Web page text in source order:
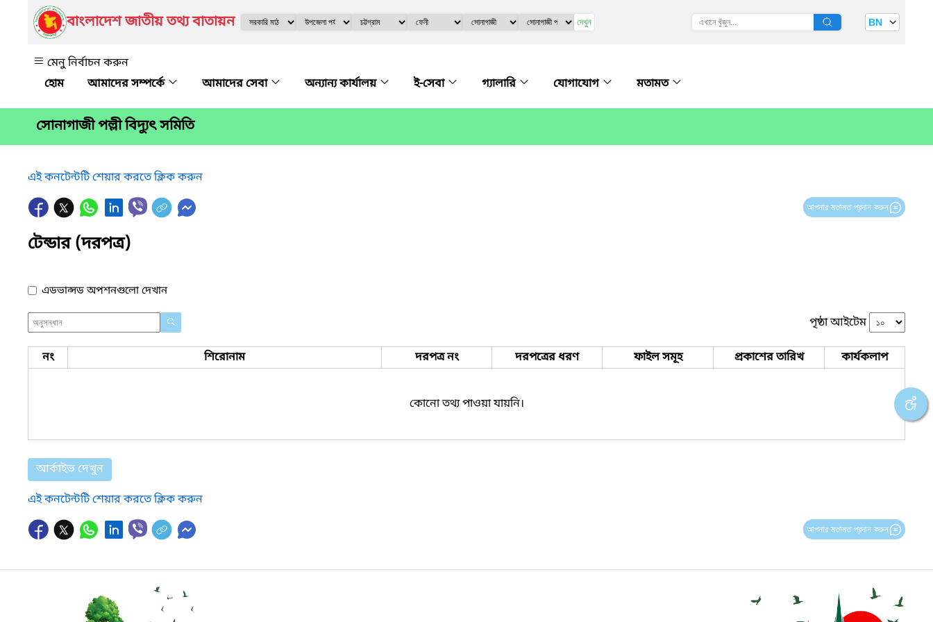
বাংলাদেশ জাতীয় তথ্য বাতায়ন দেখুন BN
মেনু নির্বাচন করুন
আমাদের সম্পর্কে
আমাদের সেবা অন্যান্য কার্যালয় ই-সেবা গ্যালারি যোগাযোগ মতামত
সোনাগাজী পল্লী বিদ্যুৎ সমিতি
এই কনটেন্টটি শেয়ার করতে ক্লিক করুন
আপনার মতামত প্রদান করুন
টেন্ডার (দরপত্র)
এডভান্সড অপশনগুলো দেখান
পৃষ্ঠা আইটেম
নং শিরোনাম দরপত্র নং দরপত্রের ধরণ ফাইল সমূহ প্রকাশের তারিখ কার্যকলাপ
কোনো তথ্য পাওয়া যায়নি।
আর্কাইভ দেখুন
এই কনটেন্টটি শেয়ার করতে ক্লিক করুন
আপনার মতামত প্রদান করুন